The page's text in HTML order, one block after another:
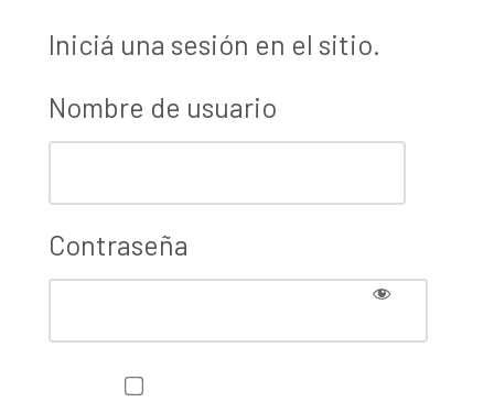
Iniciá una sesión en el sitio.
Nombre de usuario
Contraseña